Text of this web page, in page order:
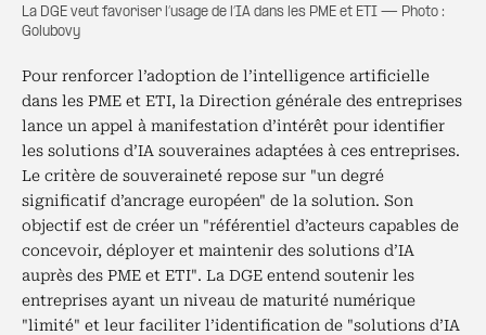
La DGE veut favoriser l’usage de l’IA dans les PME et ETI — Photo :
Golubovy
Pour renforcer l’adoption de l’intelligence artificielle
dans les PME et ETI, la Direction générale des entreprises
lance un appel à manifestation d’intérêt pour identifier
les solutions d’IA souveraines adaptées à ces entreprises.
Le critère de souveraineté repose sur "un degré
significatif d’ancrage européen" de la solution. Son
objectif est de créer un "référentiel d’acteurs capables de
concevoir, déployer et maintenir des solutions d’IA
auprès des PME et ETI". La DGE entend soutenir les
entreprises ayant un niveau de maturité numérique
"limité" et leur faciliter l’identification de "solutions d’IA